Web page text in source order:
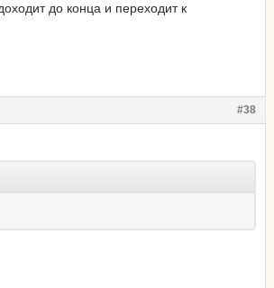
до конца и переходит к
#38